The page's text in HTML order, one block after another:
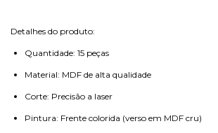
Detalhes do produto:
Quantidade: 15 peças
Material: MDF de alta qualidade
Corte: Precisão a laser
Pintura: Frente colorida (verso em MDF cru)